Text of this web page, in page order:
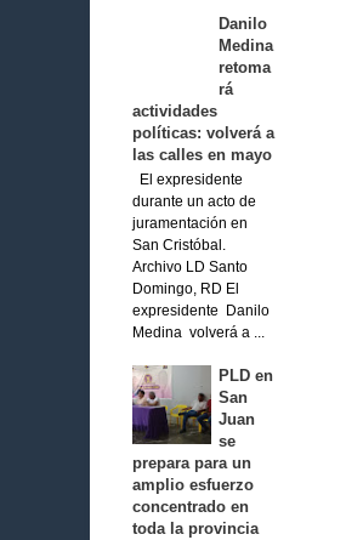
Danilo
Medina
retoma
rá
actividades
políticas: volverá a
las calles en mayo
El expresidente
durante un acto de
juramentación en
San Cristóbal.
Archivo LD Santo
Domingo, RD El
expresidente Danilo
Medina volverá a ...
PLD en
San
Juan
se
prepara para un
amplio esfuerzo
concentrado en
toda la provincia